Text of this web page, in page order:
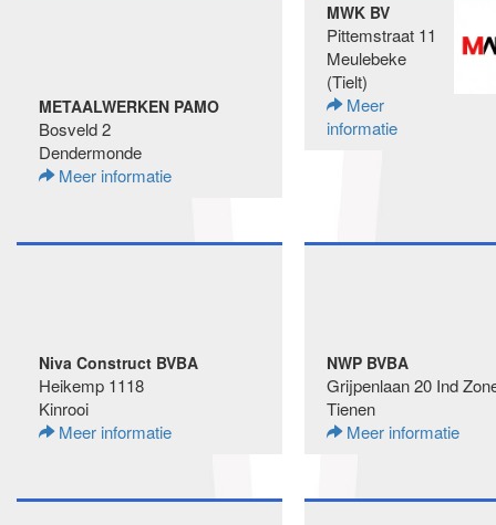
METAALWERKEN PAMO
Bosveld 2
Dendermonde
Meer informatie
MWK BV
Pittemstraat 11
Meulebeke
(Tielt)
Meer
informatie
Niva Construct BVBA
Heikemp 1118
Kinrooi
Meer informatie
NWP BVBA
Grijpenlaan 20 Ind
Tienen
Meer informatie